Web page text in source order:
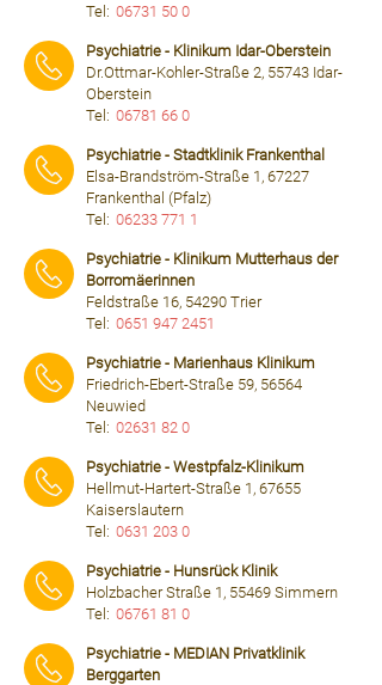
Tel: 06731 50 0
Psychiatrie - Klinikum Idar-Oberstein
Dr.Ottmar-Kohler-Straße 2, 55743 Idar-
Oberstein
Tel: 06781 66 0
Psychiatrie - Stadtklinik Frankenthal
Elsa-Brandström-Straße 1, 67227
Frankenthal (Pfalz)
Tel: 06233 771 1
Psychiatrie - Klinikum Mutterhaus der
Borromäerinnen
Feldstraße 16, 54290 Trier
Tel: 0651 947 2451
Psychiatrie - Marienhaus Klinikum
Friedrich-Ebert-Straße 59, 56564
Neuwied
Tel: 02631 82 0
Psychiatrie - Westpfalz-Klinikum
Hellmut-Hartert-Straße 1, 67655
Kaiserslautern
Tel: 0631 203 0
Psychiatrie - Hunsrück Klinik
Holzbacher Straße 1, 55469 Simmern
Tel: 06761 81 0
Psychiatrie - MEDIAN Privatklinik
Berggarten